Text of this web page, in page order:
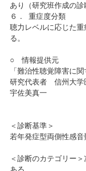
あり（研究班作成の診
６． 重症度分類
聴力レベルに応じた
る。
○ 情報提供元
「難治性聴覚障害に
研究代表者 信州大
宇佐美真一
＜診断基準＞
若年発症型両側性感音
＜診断のカテゴリー